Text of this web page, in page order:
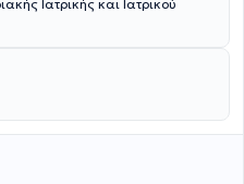
Ιατρικής και Ιατρικού